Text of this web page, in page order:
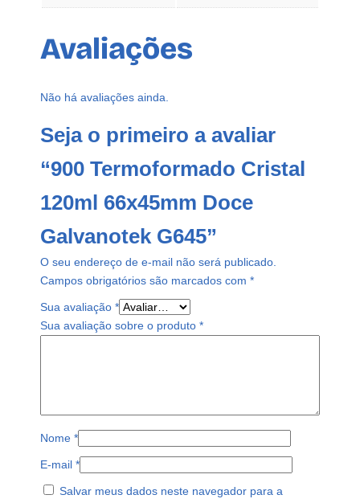
e
G
4
5
q
a
t
i
d
d
e
Avaliações
Não há avaliações ainda.
Seja o primeiro a avaliar
“900 Termoformado Cristal
120ml 66x45mm Doce
Galvanotek G645”
O seu endereço de e-mail não será publicado.
Campos obrigatórios são marcados com *
Sua avaliação *
Sua avaliação sobre o produto *
Nome *
E-mail *
Salvar meus dados neste navegador para a